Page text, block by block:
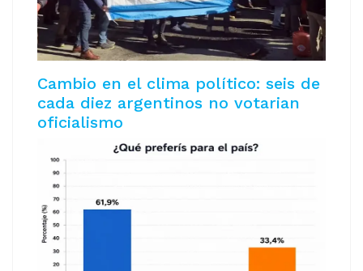
Cambio en el clima político: seis de
cada diez argentinos no votarian
oficialismo